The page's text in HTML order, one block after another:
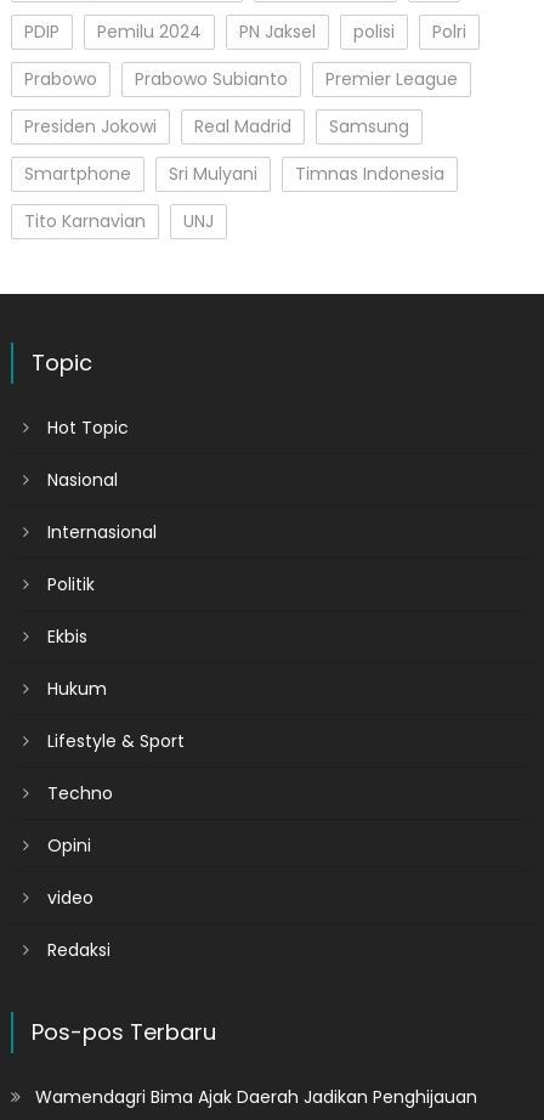
PDIP
Pemilu 2024 PN Jaksel polisi
Polri
Prabowo
Prabowo Subianto
Premier League
Presiden Jokowi
Real Madrid
Samsung
Smartphone
Sri Mulyani
Timnas Indonesia
Tito Karnavian
UNJ
Topic
Hot Topic
Nasional
Internasional
Politik
Ekbis
Hukum
Lifestyle & Sport
Techno
Opini
video
Redaksi
Pos-pos Terbaru
Wamendagri Bima Ajak Daerah Jadikan Penghijauan